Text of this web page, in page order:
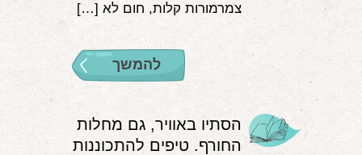
צמרמורות קלות, חום לא […]
להמשך
הסתיו באוויר, גם מחלות
החורף. טיפים להתכוננות